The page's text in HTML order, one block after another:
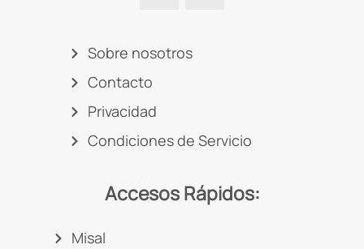
Sobre nosotros
Contacto
Privacidad
Condiciones de Servicio
Accesos Rápidos:
Misal